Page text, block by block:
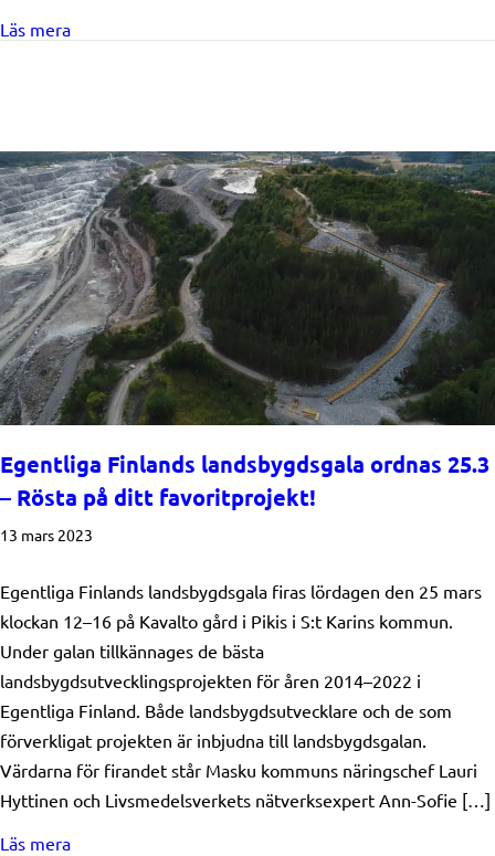
Läs meraabout Ansökningstiden för Ung Företagare-bidrag
Egentliga Finlands landsbygdsgala ordnas 25.3
– Rösta på ditt favoritprojekt!
13 mars 2023
Egentliga Finlands landsbygdsgala firas lördagen den 25 mars
klockan 12–16 på Kavalto gård i Pikis i S:t Karins kommun.
Under galan tillkännages de bästa
landsbygdsutvecklingsprojekten för åren 2014–2022 i
Egentliga Finland. Både landsbygdsutvecklare och de som
förverkligat projekten är inbjudna till landsbygdsgalan.
Värdarna för firandet står Masku kommuns näringschef Lauri
Hyttinen och Livsmedelsverkets nätverksexpert Ann-Sofie […]
Läs meraabout Egentliga Finlands landsbygdsgala ordnas